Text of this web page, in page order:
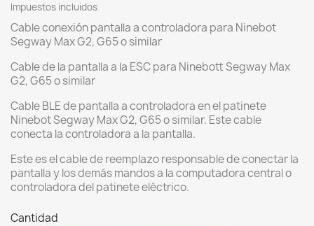
Impuestos incluidos
Cable conexión pantalla a controladora para Ninebot
Segway Max G2, G65 o similar
Cable de la pantalla a la ESC para Ninebott Segway Max
G2, G65 o similar
Cable BLE de pantalla a controladora en el patinete
Ninebot Segway Max G2, G65 o similar. Este cable
conecta la controladora a la pantalla.
Este es el cable de reemplazo responsable de conectar la
pantalla y los demás mandos a la computadora central o
controladora del patinete eléctrico.
Cantidad